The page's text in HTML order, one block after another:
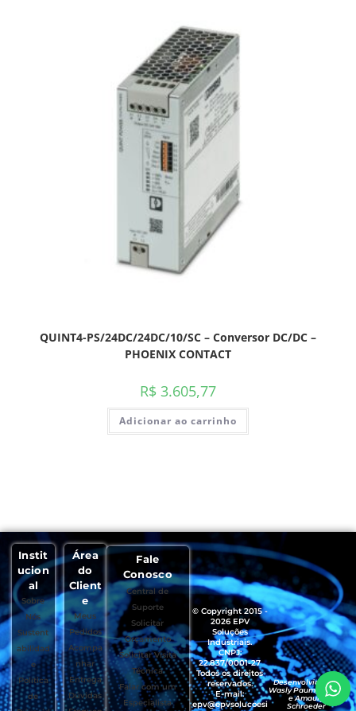
QUINT4-PS/24DC/24DC/10/SC – Conversor DC/DC –
PHOENIX CONTACT
R$ 3.605,77
Adicionar ao carrinho
Instit
ucion
al
Sobre
Nós
Sustent
abilidad
e
Política
de
Área
do
Client
e
Meus
Pedidos
Acompa
nhar
Entrega
Dúvidas
Fale
Conosco
Central de
Suporte
Solicitar
Orçamento
Solicitar Visita
Técnica
Falar com um
Especialista
© Copyright 2015 -
2026 EPV
Soluções
Industriais.
CNPJ:
22.837/0001-27
Todos os direitos
reservados.
E-mail:
epv@epvsolucoesi
Desenvolvido por
Wasly Paumgartten
e Amaury
Schroeder